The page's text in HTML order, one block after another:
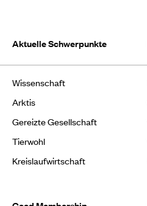
Aktuelle Schwerpunkte
Wissenschaft
Arktis
Gereizte Gesellschaft
Tierwohl
Kreislaufwirtschaft